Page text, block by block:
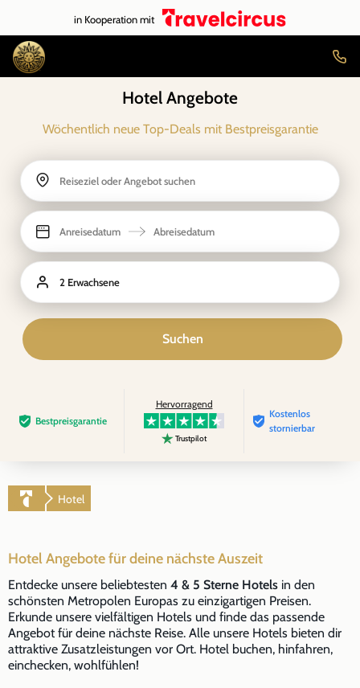
in Kooperation mit
Hotel Angebote
Wöchentlich neue Top-Deals mit Bestpreisgarantie
Reiseziel oder Angebot suchen
Anreisedatum Abreisedatum
2 Erwachsene
Suchen
Bestpreis­garantie
Hervorragend
Trustpilot
Kostenlos
stornierbar
Hotel
Hotel Angebote für deine nächste Auszeit
Entdecke unsere beliebtesten 4 & 5 Sterne Hotels in den
schönsten Metropolen Europas zu einzigartigen Preisen.
Erkunde unsere vielfältigen Hotels und finde das passende
Angebot für deine nächste Reise. Alle unsere Hotels bieten dir
attraktive Zusatzleistungen vor Ort. Hotel buchen, hinfahren,
einchecken, wohlfühlen!